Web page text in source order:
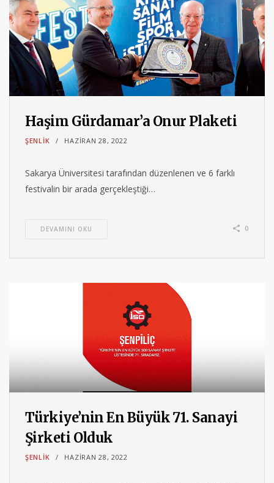
Haşim Gürdamar’a Onur Plaketi
ŞENLIK HAZIRAN 28, 2022
Sakarya Üniversitesi tarafından düzenlenen ve 6 farklı
festivalin bir arada gerçekleştiği…
DEVAMINI OKU 0
Türkiye’nin En Büyük 71. Sanayi
Şirketi Olduk
ŞENLIK HAZIRAN 28, 2022